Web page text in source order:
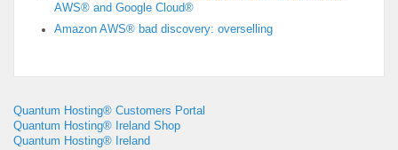
AWS® and Google Cloud®
Amazon AWS® bad discovery: overselling
Quantum Hosting® Customers Portal
Quantum Hosting® Ireland Shop
Quantum Hosting® Ireland